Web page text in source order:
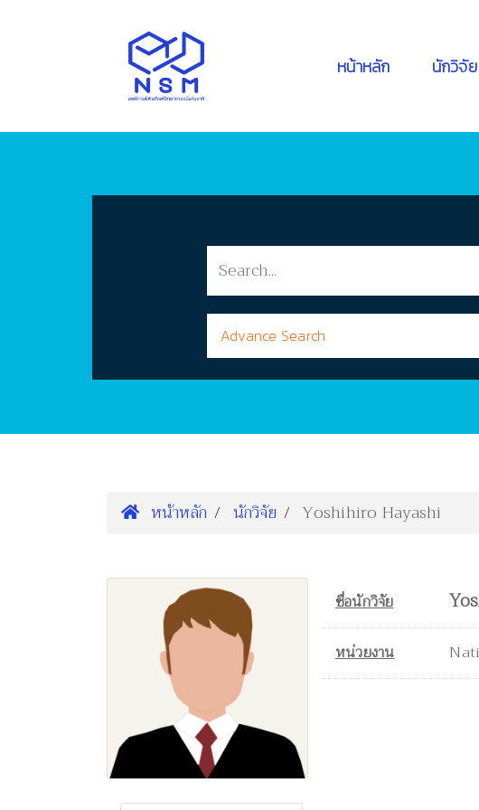
หน้าหลัก นักวิจัย
Advance Search
หน้าหลัก นักวิจัย Yoshihiro Hayashi
ชื่อนักวิจัย
หน่วยงาน